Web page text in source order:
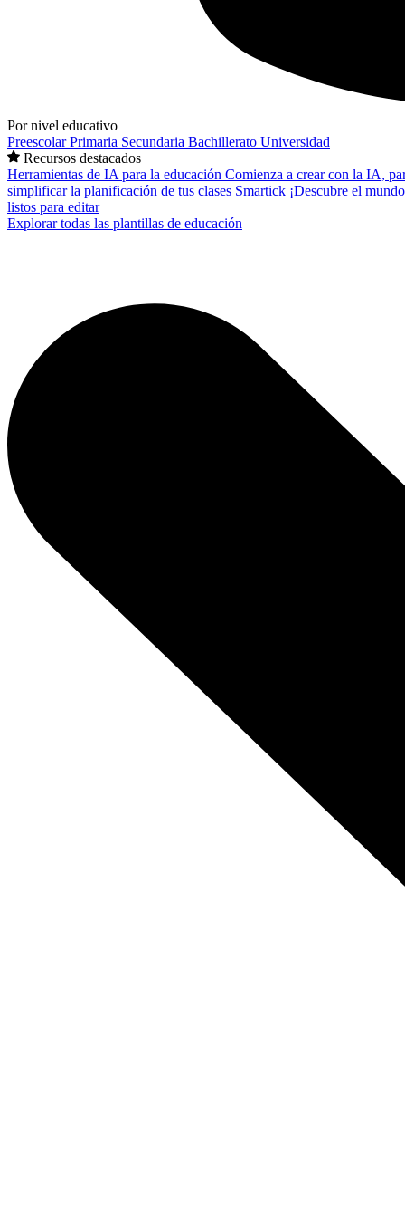
Por nivel educativo
PreescolarPrimaria Secundaria Bachillerato Universidad
Recursos destacados
Herramientas de IA para la educación Comienza a crear con la IA,
simplificar la planificación de tus clases Smartick ¡Descubre el
listos para editar
Explorar todas las plantillas de educación